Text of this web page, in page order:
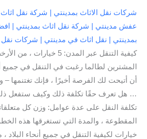
شركات نقل الاثاث بمدينتي | شركة نقل
عفش مدينتي | شركة نقل اثاث بمدينتي |
بمدينتي | نقل اثاث في مدينتي | شركات
كيفية التنقل عبر المدن: 5
المشترين لطالما رغبت في التنقل في جميع
أن أتيحت لك الفرصة أخيرًا ، فإنك تغتنمها
… هل تعرف حقًا تكلفة ذلك وكيف ستفعل
تكلفة النقل على عدة عوامل: وزن كل
المقطوعة ، والمدة التي تستغرقها هذه
خيارات لكيفية التنقل في جميع أنحاء البلاد ،